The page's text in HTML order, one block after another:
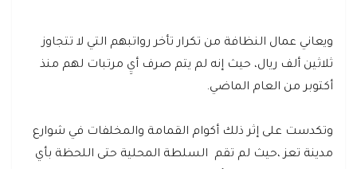
ويعاني عمال النظافة من تكرار تأخر رواتبهم التي لا تتجاوز
ثلاثين ألف ريال، حيث إنه لم يتم صرف أيِ مرتبات لهم منذ
أكتوبر من العام الماضي.
وتكدست على إثر ذلك أكوام القمامة والمخلفات في شوارع
مدينة تعز ،حيث لم تقم السلطة المحلية حتى اللحظة بأي